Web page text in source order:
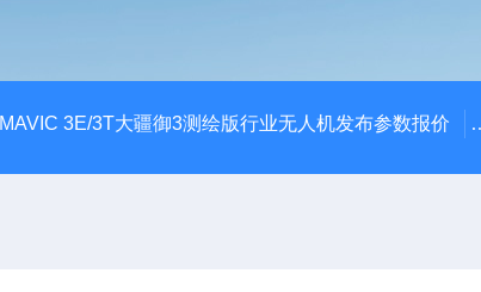
MAVIC 3E/3T大疆御3测绘版行业无人机发布参数报价